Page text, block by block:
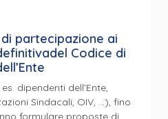
partecipazione ai
Codice di
dipendenti dell’Ente,
Sindacali, OIV, …), fino
formulare proposte di